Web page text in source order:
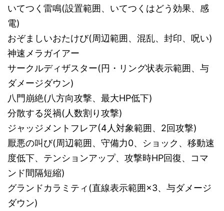
いてつく雷鳴(設置範囲、いてつくはどう効果、感
電)
おぞましいおたけび(周辺範囲、混乱、封印、呪い)
神速メラガイアー
サークルディザスター(円・リング状表示範囲、与
ダメージダウン)
八門崩絶(八方向攻撃、最大HP低下)
分散する災禍(人数割り攻撃)
ジャッジメントフレア(4人対象範囲、2回攻撃)
厭悪の叫び(周辺範囲、守備力0、ショック、移動速
度低下、テンションアップ、攻撃時HP回復、コマ
ンド間隔短縮)
グランドカラミティ(直線表示範囲×3、与ダメージ
ダウン)